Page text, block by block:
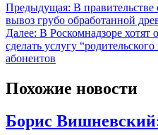
Предыдущая: В
вывоз грубо обработанной
Далее: В Роскомнадзоре хотят
сделать услугу
абонентов
Похожие новости
Борис